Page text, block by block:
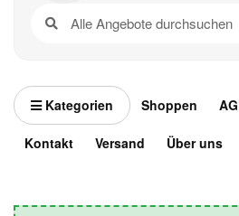
Kategorien Shoppen
Kontakt Versand Über uns